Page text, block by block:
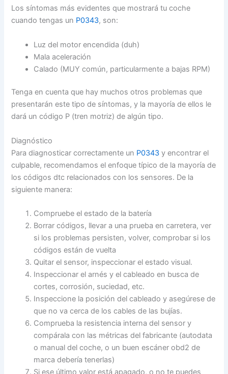
Los síntomas más evidentes que mostrará tu coche
cuando tengas un P0343, son:
Luz del motor encendida (duh)
Mala aceleración
Calado (MUY común, particularmente a bajas RPM)
Tenga en cuenta que hay muchos otros problemas que
presentarán este tipo de síntomas, y la mayoría de ellos le
dará un código P (tren motriz) de algún tipo.
Diagnóstico
Para diagnosticar correctamente un P0343 y encontrar el
culpable, recomendamos el enfoque típico de la mayoría de
los códigos dtc relacionados con los sensores. De la
siguiente manera:
Compruebe el estado de la batería
Borrar códigos, llevar a una prueba en carretera, ver
si los problemas persisten, volver, comprobar si los
códigos están de vuelta
Quitar el sensor, inspeccionar el estado visual.
Inspeccionar el arnés y el cableado en busca de
cortes, corrosión, suciedad, etc.
Inspeccione la posición del cableado y asegúrese de
que no va cerca de los cables de las bujías.
Comprueba la resistencia interna del sensor y
compárala con las métricas del fabricante (autodata
o manual del coche, o un buen escáner obd2 de
marca debería tenerlas)
Si ese último valor está apagado, o no te puedes